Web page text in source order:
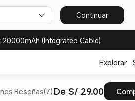
Continuar
(Integrated Cable)
Explorar
Reseñas(7) De S/ 29.00